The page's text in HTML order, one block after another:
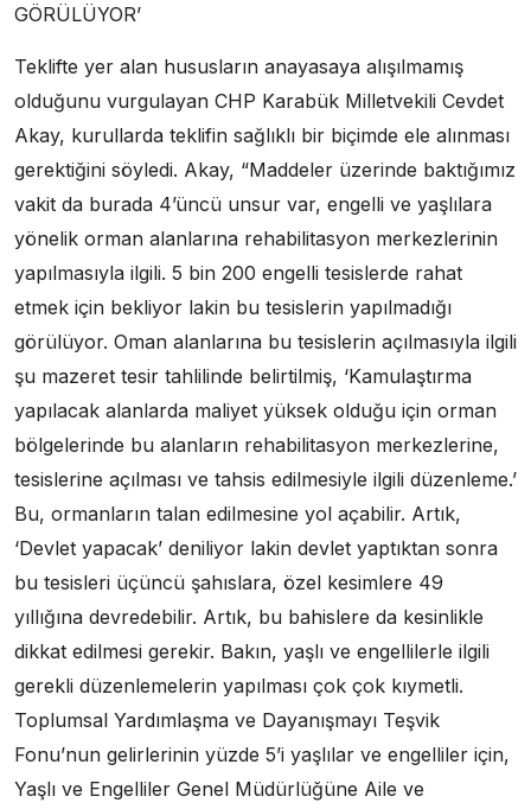
GÖRÜLÜYOR’
Teklifte yer alan hususların anayasaya alışılmamış
olduğunu vurgulayan CHP Karabük Milletvekili Cevdet
Akay, kurullarda teklifin sağlıklı bir biçimde ele alınması
gerektiğini söyledi. Akay, “Maddeler üzerinde baktığımız
vakit da burada 4’üncü unsur var, engelli ve yaşlılara
yönelik orman alanlarına rehabilitasyon merkezlerinin
yapılmasıyla ilgili. 5 bin 200 engelli tesislerde rahat
etmek için bekliyor lakin bu tesislerin yapılmadığı
görülüyor. Oman alanlarına bu tesislerin açılmasıyla ilgili
şu mazeret tesir tahlilinde belirtilmiş, ‘Kamulaştırma
yapılacak alanlarda maliyet yüksek olduğu için orman
bölgelerinde bu alanların rehabilitasyon merkezlerine,
tesislerine açılması ve tahsis edilmesiyle ilgili düzenleme.’
Bu, ormanların talan edilmesine yol açabilir. Artık,
‘Devlet yapacak’ deniliyor lakin devlet yaptıktan sonra
bu tesisleri üçüncü şahıslara, özel kesimlere 49
yıllığına devredebilir. Artık, bu bahislere da kesinlikle
dikkat edilmesi gerekir. Bakın, yaşlı ve engellilerle ilgili
gerekli düzenlemelerin yapılması çok çok kıymetli.
Toplumsal Yardımlaşma ve Dayanışmayı Teşvik
Fonu’nun gelirlerinin yüzde 5’i yaşlılar ve engelliler için,
Yaşlı ve Engelliler Genel Müdürlüğüne Aile ve